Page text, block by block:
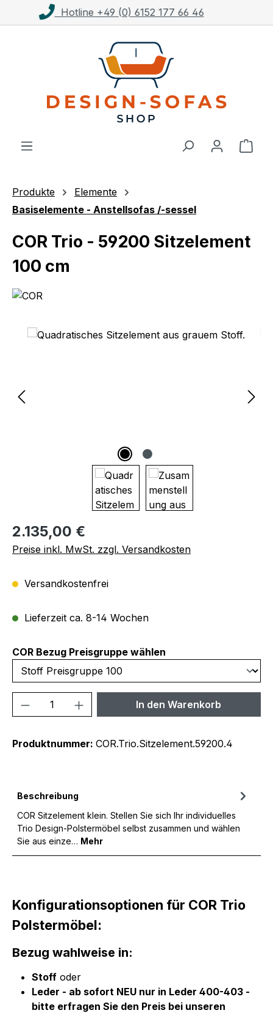
Zum Hauptinhalt springen
Kostenloser Versand ab 1.000€**
Produkte
Elemente
Basiselemente - Anstellsofas /-sessel
COR Trio - 59200 Sitzelement
100 cm
Bildergalerie überspringen
Regulärer Preis:
2.135,00 €
Preise inkl. MwSt. zzgl. Versandkosten
Versandkostenfrei
Lieferzeit ca. 8-14 Wochen
COR Bezug Preisgruppe wählen
Produkt Anzahl: Gib denIn den Warenkorb
Produktnummer: COR.Trio.Sitzelement.59200.4
Beschreibung
COR Sitzelement klein. Stellen Sie sich Ihr individuelles
Trio Design-Polstermöbel selbst zusammen und wählen
Sie aus einze… Mehr
Konfigurationsoptionen für COR Trio
Polstermöbel:
Bezug wahlweise in:
Stoff oder
Leder - ab sofort NEU nur in Leder 400-403 -
bitte erfragen Sie den Preis bei unseren